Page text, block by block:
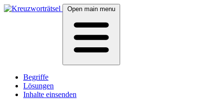
Open main menu
Begriffe
Lösungen
Inhalte einsenden